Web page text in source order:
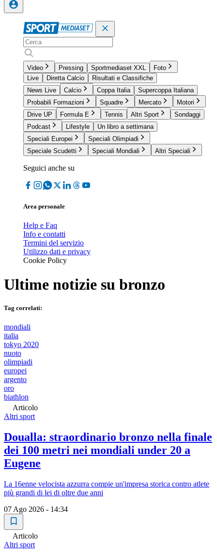
Video Pressing Sportmediaset XXL
Foto
Live
Diretta Calcio
Risultati e Classifiche
News Live
Calcio Coppa Italia
Supercoppa Italiana
Probabili Formazioni
Squadre Mercato
Motori
Drive UP
Formula E Tennis Altri Sport
Sondaggi
Podcast
Lifestyle
Un libro a settimana
Speciali Europei
Speciali Olimpiadi
Speciale Scudetti
Speciali Mondiali Altri Speciali
Seguici anche su
Area personale
Help e Faq
Info e contatti
Termini del servizio
Utilizzo dati e privacy
Cookie Policy
Ultime notizie su bronzo
Tag correlati:
mondiali
italia
tokyo 2020
nuoto
olimpiadi
europei
argento
oro
biathlon
Articolo
Altri sport
Doualla: straordinario bronzo nella finale
dei 100 metri nei mondiali under 20 a
Eugene
La 16enne velocista azzurra compie un'impresa storica contro atlete
più grandi di lei di oltre due anni
07 Ago 2026 - 14:34
Articolo
Altri sport